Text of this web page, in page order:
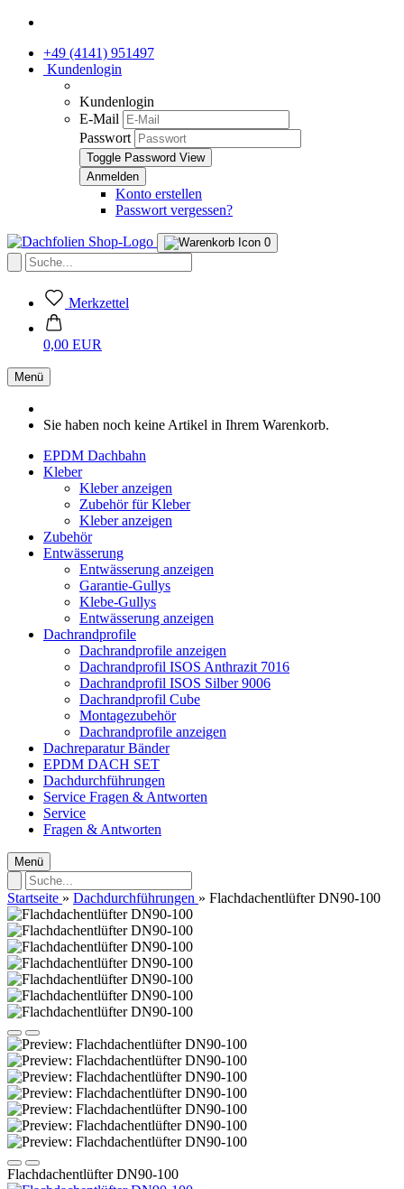
+49 (4141) 951497
Kundenlogin
Kundenlogin
E-Mail
Passwort
Toggle Password View
Konto erstellen
Passwort vergessen?
0
Merkzettel
0,00 EUR
Menü
Sie haben noch keine Artikel in Ihrem Warenkorb.
EPDM Dachbahn
Kleber
Kleber anzeigen
Zubehör für Kleber
Kleber anzeigen
Zubehör
Entwässerung
Entwässerung anzeigen
Garantie-Gullys
Klebe-Gullys
Entwässerung anzeigen
Dachrandprofile
Dachrandprofile anzeigen
Dachrandprofil ISOS Anthrazit 7016
Dachrandprofil ISOS Silber 9006
Dachrandprofil Cube
Montagezubehör
Dachrandprofile anzeigen
Dachreparatur Bänder
EPDM DACH SET
Dachdurchführungen
Service Fragen & Antworten
Service
Fragen & Antworten
Menü
Startseite » Dachdurchführungen » Flachdachentlüfter DN90-100
Flachdachentlüfter DN90-100